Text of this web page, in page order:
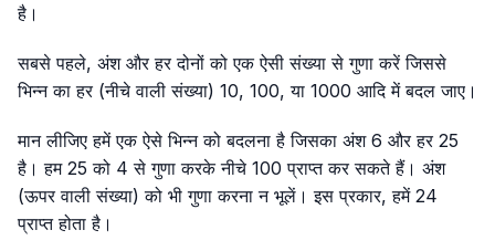
है।
सबसे पहले, अंश और हर दोनों को एक ऐसी संख्या से गुणा करें जिससे
भिन्न का हर (नीचे वाली संख्या) 10, 100, या 1000 आदि में बदल जाए।
मान लीजिए हमें एक ऐसे भिन्न को बदलना है जिसका अंश 6 और हर 25
है। हम 25 को 4 से गुणा करके नीचे 100 प्राप्त कर सकते हैं। अंश
(ऊपर वाली संख्या) को भी गुणा करना न भूलें। इस प्रकार, हमें 24
प्राप्त होता है।